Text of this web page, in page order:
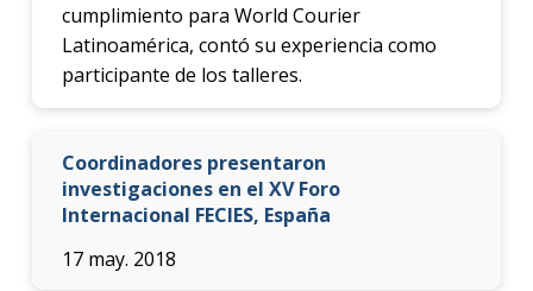
cumplimiento para World Courier
Latinoamérica, contó su experiencia como
participante de los talleres.
Coordinadores presentaron
investigaciones en el XV Foro
Internacional FECIES, España
17 may. 2018